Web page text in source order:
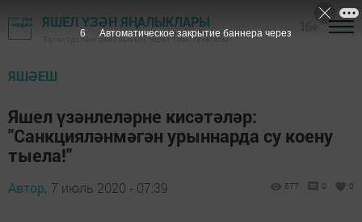
ЯШЕЛ ҮЗӘН ЯҢАЛЫКЛАРЫ
Зеленодольск районының "Яшел Үзән" газетасы
ЯШӘЕШ
Яшел үзәнлеләрне кисәтәләр:
"Санкцияләнмәгән урыннарда су коену
тыела!"
Автор, 7 июль 2020 - 07:39 677 0 0
5 Автоматическое закрытие баннера через